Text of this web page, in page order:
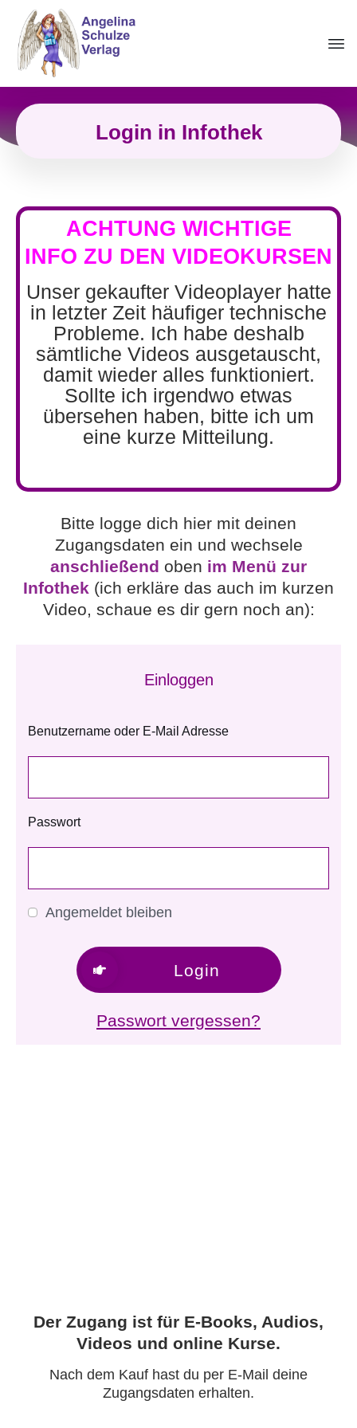
Login in Infothek
ACHTUNG WICHTIGE
INFO ZU DEN VIDEOKURSEN
Unser gekaufter Videoplayer hatte
in letzter Zeit häufiger technische
Probleme. Ich habe deshalb
sämtliche Videos ausgetauscht,
damit wieder alles funktioniert.
Sollte ich irgendwo etwas
übersehen haben, bitte ich um
eine kurze Mitteilung.
Bitte logge dich hier mit deinen
Zugangsdaten ein und wechsele
anschließend oben im Menü zur
Infothek (ich erkläre das auch im kurzen
Video, schaue es dir gern noch an):
Einloggen
Benutzername oder E-Mail Adresse
Passwort
Angemeldet bleiben
Login
Passwort vergessen?
Der Zugang ist für E-Books, Audios,
Videos und online Kurse.
Nach dem Kauf hast du per E-Mail deine
Zugangsdaten erhalten.